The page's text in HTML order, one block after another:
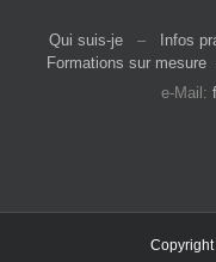
Qui suis-je– Infos
Formations sur mesure
e-Mail: